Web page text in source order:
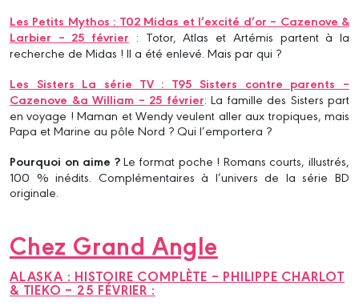
Les Petits Mythos : T02 Midas et l’excité d’or – Cazenove &
Larbier – 25 février : Totor, Atlas et Artémis partent à la
recherche de Midas ! Il a été enlevé. Mais par qui ?
Les Sisters La série TV : T95 Sisters contre parents –
Cazenove &a William – 25 février: La famille des Sisters part
en voyage ! Maman et Wendy veulent aller aux tropiques, mais
Papa et Marine au pôle Nord ? Qui l’emportera ?
Pourquoi on aime ?Le format poche ! Romans courts, illustrés,
100 % inédits. Complémentaires à l’univers de la série BD
originale.
Chez Grand Angle
ALASKA : HISTOIRE COMPLÈTE – PHILIPPE CHARLOT
& TIEKO – 25 FÉVRIER :